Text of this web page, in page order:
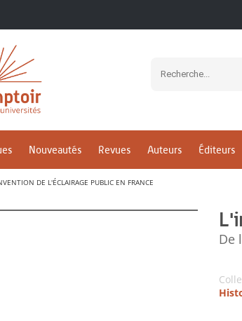
Nouveautés Revues Auteurs Éditeurs
DE L'ÉCLAIRAGE PUBLIC EN FRANCE
De